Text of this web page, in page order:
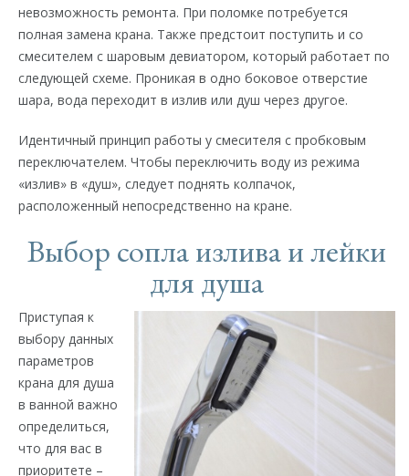
невозможность ремонта. При поломке потребуется
полная замена крана. Также предстоит поступить и со
смесителем с шаровым девиатором, который работает по
следующей схеме. Проникая в одно боковое отверстие
шара, вода переходит в излив или душ через другое.
Идентичный принцип работы у смесителя с пробковым
переключателем. Чтобы переключить воду из режима
«излив» в «душ», следует поднять колпачок,
расположенный непосредственно на кране.
Выбор сопла излива и лейки
для душа
Приступая к
выбору данных
параметров
крана для душа
в ванной важно
определиться,
что для вас в
приоритете –